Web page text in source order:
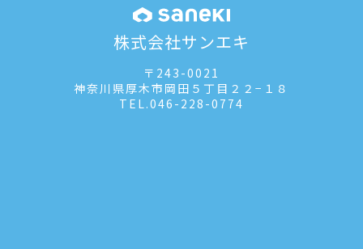
株式会社サンエキ
〒243-0021
神奈川県厚木市岡田５丁目２２−１８
TEL.046-228-0774